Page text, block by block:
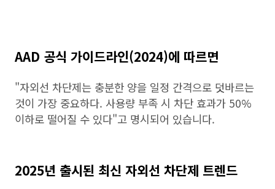
AAD 공식 가이드라인(2024)에 따르면
"자외선 차단제는 충분한 양을 일정 간격으로 덧바르는
것이 가장 중요하다. 사용량 부족 시 차단 효과가 50%
이하로 떨어질 수 있다"고 명시되어 있습니다.
2025년 출시된 최신 자외선 차단제 트렌드